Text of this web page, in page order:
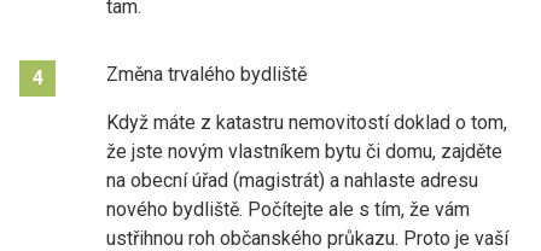
tam.
4 Změna trvalého bydliště
Když máte z katastru nemovitostí doklad o tom,
že jste novým vlastníkem bytu či domu, zajděte
na obecní úřad (magistrát) a nahlaste adresu
nového bydliště. Počítejte ale s tím, že vám
ustřihnou roh občanského průkazu. Proto je vaší